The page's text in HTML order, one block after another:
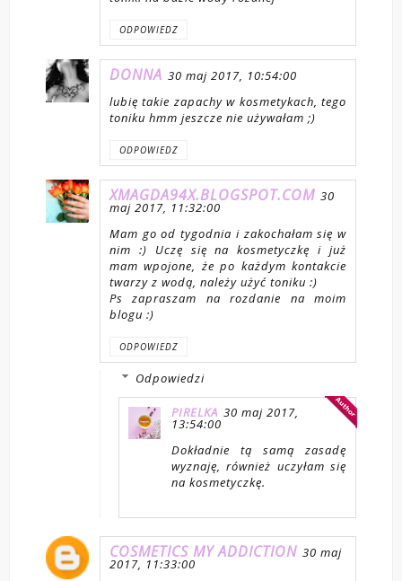
ODPOWIEDZ
DONNA 30 maj 2017, 10:54:00
lubię takie zapachy w kosmetykach, tego
toniku hmm jeszcze nie używałam ;)
ODPOWIEDZ
XMAGDA94X.BLOGSPOT.COM 30
maj 2017, 11:32:00
Mam go od tygodnia i zakochałam się w
nim :) Uczę się na kosmetyczkę i już
mam wpojone, że po każdym kontakcie
twarzy z wodą, należy użyć toniku :)
Ps zapraszam na rozdanie na moim
blogu :)
ODPOWIEDZ
Odpowiedzi
PIRELKA 30 maj 2017,
13:54:00
Dokładnie tą samą zasadę
wyznaję, również uczyłam się
na kosmetyczkę.
COSMETICS MY ADDICTION 30 maj
2017, 11:33:00